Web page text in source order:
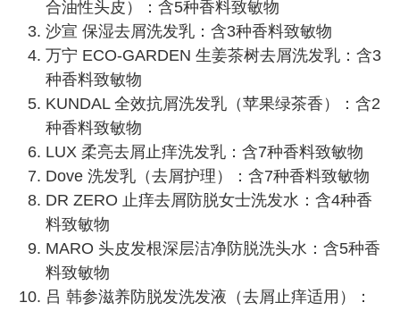
合油性头皮）：含5种香料致敏物
沙宣 保湿去屑洗发乳：含3种香料致敏物
万宁 ECO-GARDEN 生姜茶树去屑洗发乳：含3
种香料致敏物
KUNDAL 全效抗屑洗发乳（苹果绿茶香）：含2
种香料致敏物
LUX 柔亮去屑止痒洗发乳：含7种香料致敏物
Dove 洗发乳（去屑护理）：含7种香料致敏物
DR ZERO 止痒去屑防脱女士洗发水：含4种香
料致敏物
MARO 头皮发根深层洁净防脱洗头水：含5种香
料致敏物
吕 韩参滋养防脱发洗发液（去屑止痒适用）：